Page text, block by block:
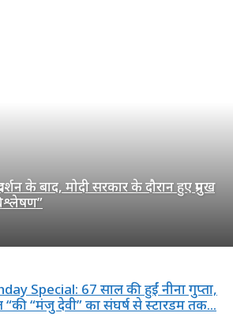
के बाद, मोदी सरकार के दौरान हुए प्रमुख
Special: 67 साल की हुईं नीना गुप्ता,
“की “मंजु देवी” का संघर्ष से स्टारडम तक...